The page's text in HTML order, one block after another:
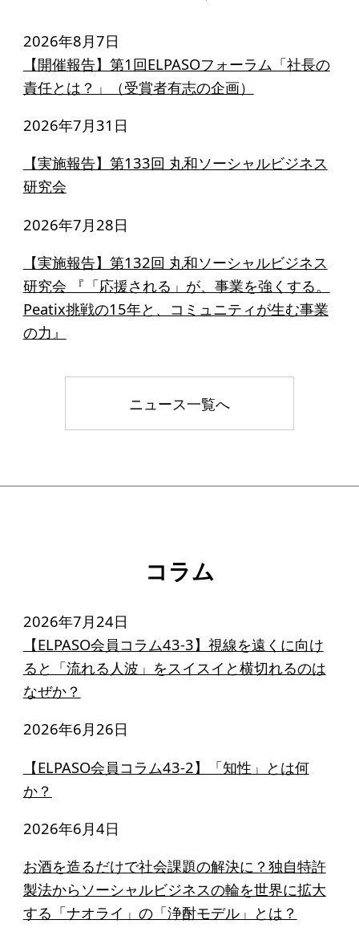
お手続き
寄付支援者
ニュース・コラム
ニュース
コラム
2026年8月7日
【開催報告】第1回ELPASOフォーラム「社長の
責任とは？」（受賞者有志の企画）
2026年7月31日
【実施報告】第133回 丸和ソーシャルビジネス
研究会
2026年7月28日
【実施報告】第132回 丸和ソーシャルビジネス
研究会 『「応援される」が、事業を強くする。
Peatix挑戦の15年と、コミュニティが生む事業
の力』
ニュース一覧へ
コラム
2026年7月24日
【ELPASO会員コラム43-3】視線を遠くに向け
ると「流れる人波」をスイスイと横切れるのは
なぜか？
2026年6月26日
【ELPASO会員コラム43-2】「知性」とは何
か？
2026年6月4日
お酒を造るだけで社会課題の解決に？独自特許
製法からソーシャルビジネスの輪を世界に拡大
する「ナオライ」の「浄酎モデル」とは？